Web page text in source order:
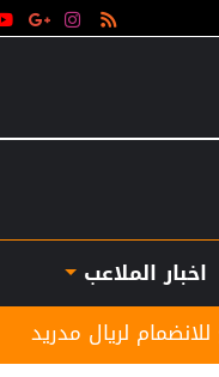
اخبار الملاعب
نادي